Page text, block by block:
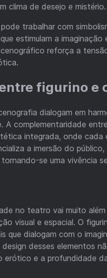
clima de desejo e mistério.
trabalhar com
estimulam a
reforça a
figurino e
dialogam em
A complementaridade
integrada, onde
a imersão do
se uma vivência
no teatro vai muito
visual e espacial. O
que dialogam com o
desses elementos
erótico e a profundidade